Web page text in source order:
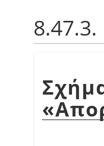
8.47.3.
«